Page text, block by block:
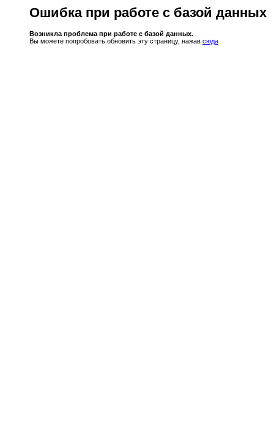
Ошибка при работе с базой данных
Возникла проблема при работе с базой данных.
Вы можете попробовать обновить эту страницу, нажав сюда